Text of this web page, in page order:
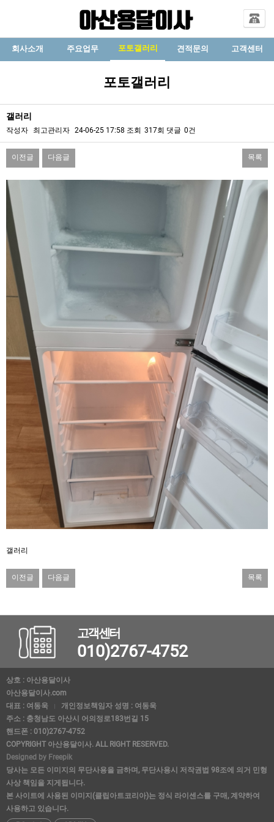
회사소개 주요업무 포토갤러리 견적문의 고객센터
포토갤러리
갤러리
작성자 최고관리자 24-06-25 17:58 조회 317회 댓글 0건
이전글 다음글 목록
본문
갤러리
이전글 다음글 목록
고객센터
010)2767-4752
상호 : 아산용달이사
아산용달이사.com
대표 : 여동욱
개인정보책임자 성명 : 여동욱
주소 : 충청남도 아산시 어의정로183번길 15
핸드폰 : 010)2767-4752
COPYRIGHT 아산용달이사. ALL RIGHT RESERVED.
Designed by Freepik
당사는 모든 이미지의 무단사용을 금하며, 무단사용시 저작권법 98조에 의거 민형
사상 책임을 지게됩니다.
본 사이트에 사용된 이미지(클립아트코리아)는 정식 라이센스를 구매, 계약하여
사용하고 있습니다.